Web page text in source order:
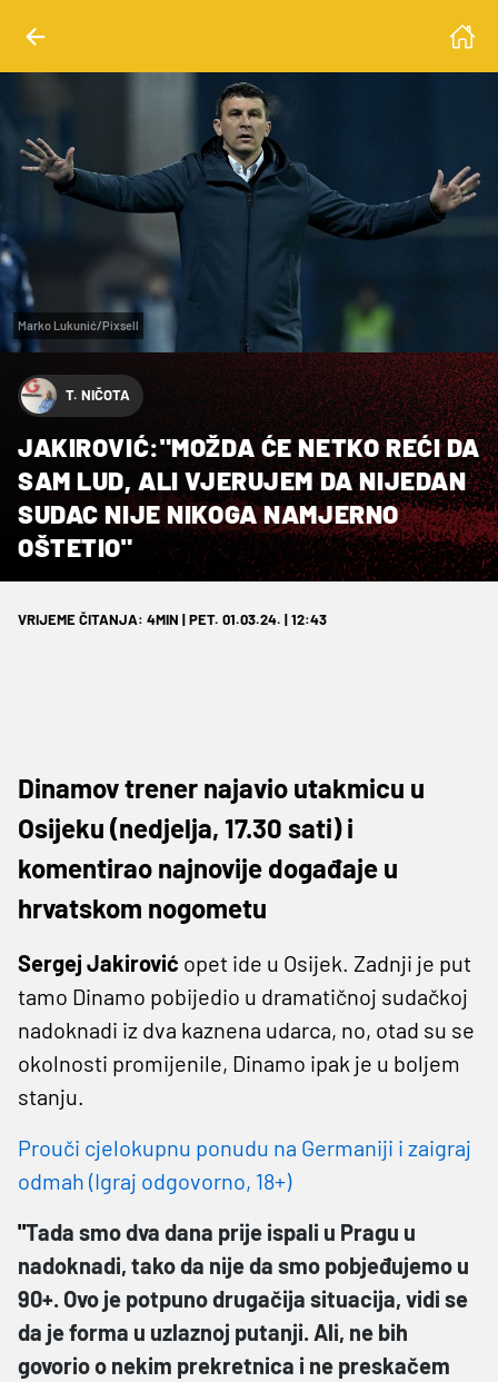
Marko Lukunić/Pixsell
T. NIČOTA
JAKIROVIĆ:"MOŽDA ĆE NETKO REĆI DA
SAM LUD, ALI VJERUJEM DA NIJEDAN
SUDAC NIJE NIKOGA NAMJERNO
OŠTETIO"
VRIJEME ČITANJA: 4MIN | PET. 01.03.24. | 12:43
Dinamov trener najavio utakmicu u
Osijeku (nedjelja, 17.30 sati) i
komentirao najnovije događaje u
hrvatskom nogometu
Sergej Jakirović opet ide u Osijek. Zadnji je put
tamo Dinamo pobijedio u dramatičnoj sudačkoj
nadoknadi iz dva kaznena udarca, no, otad su se
okolnosti promijenile, Dinamo ipak je u boljem
stanju.
Prouči cjelokupnu ponudu na Germaniji i zaigraj
odmah (Igraj odgovorno, 18+)
"Tada smo dva dana prije ispali u Pragu u
nadoknadi, tako da nije da smo pobjeđujemo u
90+. Ovo je potpuno drugačija situacija, vidi se
da je forma u uzlaznoj putanji. Ali, ne bih
govorio o nekim prekretnica i ne preskačem